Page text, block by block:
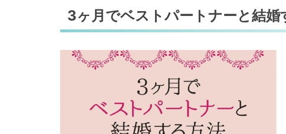
3ヶ月でベストパートナーと結婚